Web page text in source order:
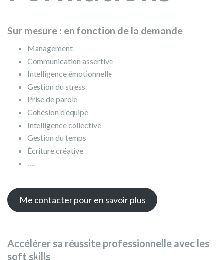
Sur mesure : en fonction de la demande
Management
Communication assertive
Intelligence émotionnelle
Gestion du stress
Prise de parole
Cohésion d’équipe
Intelligence collective
Gestion du temps
Écriture créative
….
Me contacter pour en savoir plus
Accélérer sa réussite professionnelle avec les
soft skills